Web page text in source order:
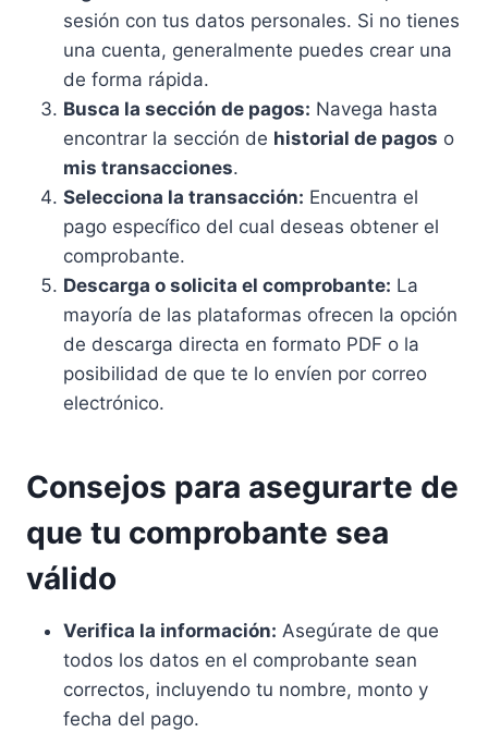
sesión con tus datos personales. Si no tienes
una cuenta, generalmente puedes crear una
de forma rápida.
Busca la sección de pagos: Navega hasta
encontrar la sección de historial de pagos o
mis transacciones.
Selecciona la transacción: Encuentra el
pago específico del cual deseas obtener el
comprobante.
Descarga o solicita el comprobante: La
mayoría de las plataformas ofrecen la opción
de descarga directa en formato PDF o la
posibilidad de que te lo envíen por correo
electrónico.
Consejos para asegurarte de
que tu comprobante sea
válido
Verifica la información: Asegúrate de que
todos los datos en el comprobante sean
correctos, incluyendo tu nombre, monto y
fecha del pago.